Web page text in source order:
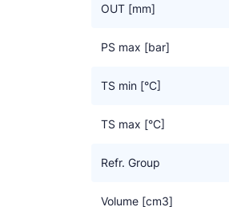
OUT [mm]
PS max [bar]
TS min [°C]
TS max [°C]
Refr. Group
Volume [cm3]